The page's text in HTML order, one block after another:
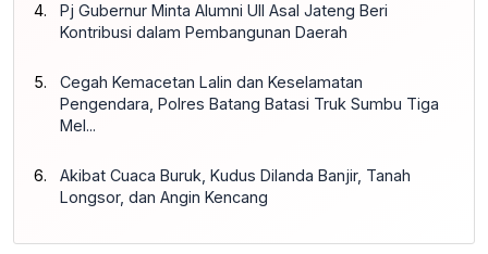
Pj Gubernur Minta Alumni UII Asal Jateng Beri
Kontribusi dalam Pembangunan Daerah
Cegah Kemacetan Lalin dan Keselamatan
Pengendara, Polres Batang Batasi Truk Sumbu Tiga
Mel...
Akibat Cuaca Buruk, Kudus Dilanda Banjir, Tanah
Longsor, dan Angin Kencang